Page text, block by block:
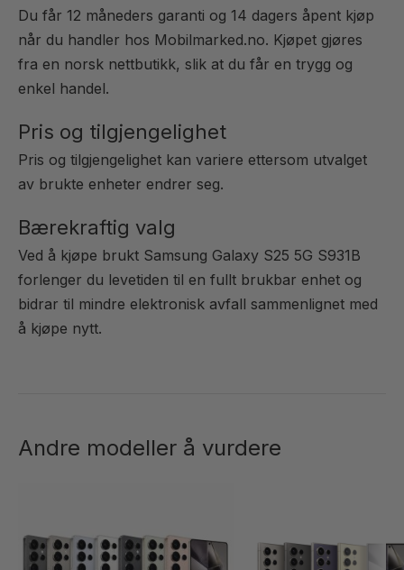
Du får 12 måneders garanti og 14 dagers åpent kjøp
når du handler hos Mobilmarked.no. Kjøpet gjøres
fra en norsk nettbutikk, slik at du får en trygg og
enkel handel.
Pris og tilgjengelighet
Pris og tilgjengelighet kan variere ettersom utvalget
av brukte enheter endrer seg.
Bærekraftig valg
Ved å kjøpe brukt Samsung Galaxy S25 5G S931B
forlenger du levetiden til en fullt brukbar enhet og
bidrar til mindre elektronisk avfall sammenlignet med
å kjøpe nytt.
Andre modeller å vurdere